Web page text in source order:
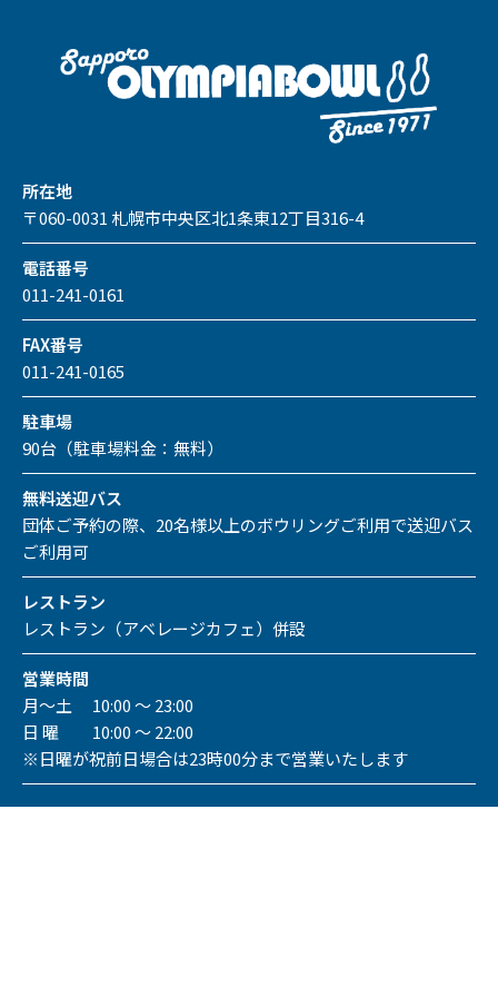
所在地
〒060-0031 札幌市中央区北1条東12丁目316-4
電話番号
011-241-0161
FAX番号
011-241-0165
駐車場
90台（駐車場料金：無料）
無料送迎バス
団体ご予約の際、20名様以上のボウリングご利用で送迎バス
ご利用可
レストラン
レストラン（アベレージカフェ）併設
営業時間
月～土 10:00 ～ 23:00
日 曜 10:00 ～ 22:00
※日曜が祝前日場合は23時00分まで営業いたします